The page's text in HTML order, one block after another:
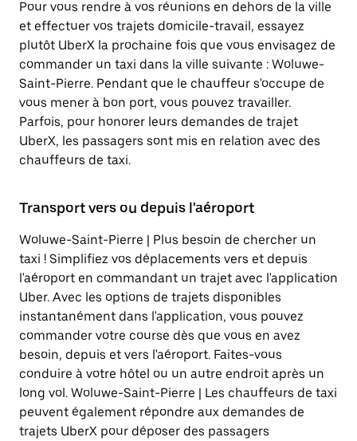
Pour vous rendre à vos réunions en dehors de la ville
et effectuer vos trajets domicile-travail, essayez
plutôt UberX la prochaine fois que vous envisagez de
commander un taxi dans la ville suivante : Woluwe-
Saint-Pierre. Pendant que le chauffeur s'occupe de
vous mener à bon port, vous pouvez travailler.
Parfois, pour honorer leurs demandes de trajet
UberX, les passagers sont mis en relation avec des
chauffeurs de taxi.
Transport vers ou depuis l'aéroport
Woluwe-Saint-Pierre | Plus besoin de chercher un
taxi ! Simplifiez vos déplacements vers et depuis
l'aéroport en commandant un trajet avec l'application
Uber. Avec les options de trajets disponibles
instantanément dans l'application, vous pouvez
commander votre course dès que vous en avez
besoin, depuis et vers l'aéroport. Faites-vous
conduire à votre hôtel ou un autre endroit après un
long vol. Woluwe-Saint-Pierre | Les chauffeurs de taxi
peuvent également répondre aux demandes de
trajets UberX pour déposer des passagers